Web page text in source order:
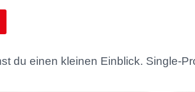
du einen kleinen Einblick. Single-